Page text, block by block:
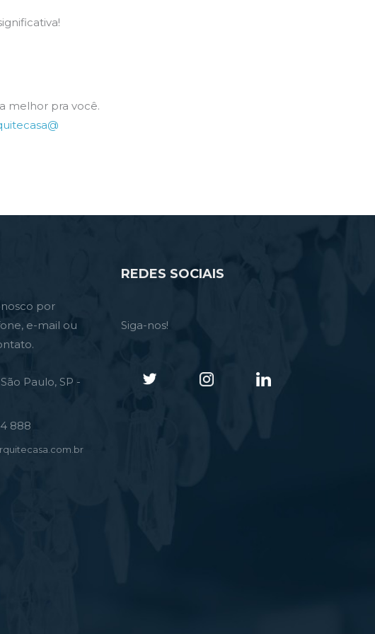
melhor pra você.
por
e-mail ou
Paulo, SP -
888
REDES SOCIAIS
Siga-nos!